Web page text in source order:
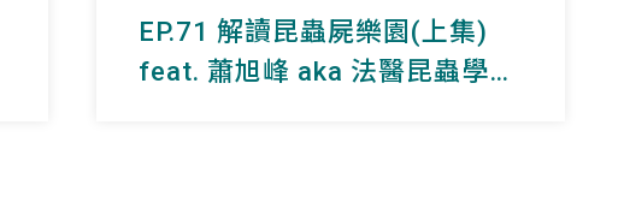
EP.71 解讀昆蟲屍樂園(上集)
feat. 蕭旭峰 aka 法醫昆蟲學專